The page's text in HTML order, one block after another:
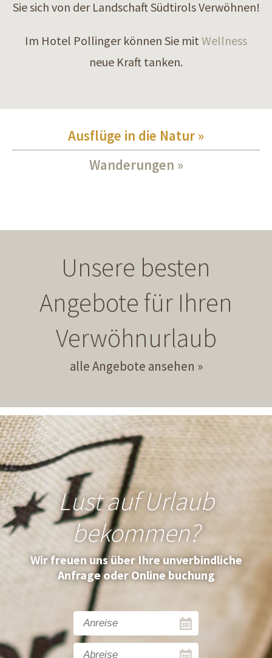
Sie sich von der Landschaft Südtirols Verwöhnen!
Im Hotel Pollinger können Sie mitWellness
neue Kraft tanken.
Ausflüge in die Natur
Wanderungen
Unsere besten
Angebote für Ihren
Verwöhnurlaub
alle Angebote ansehen
Lust auf Urlaub
bekommen?
Wir freuen uns über Ihre unverbindliche
Anfrage oder Online buchung